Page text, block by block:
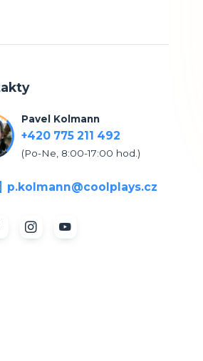
Pavel Kolmann
+420 775 211 492
(Po-Ne, 8:00-17:00 hod.)
p.kolmann@coolplays.cz